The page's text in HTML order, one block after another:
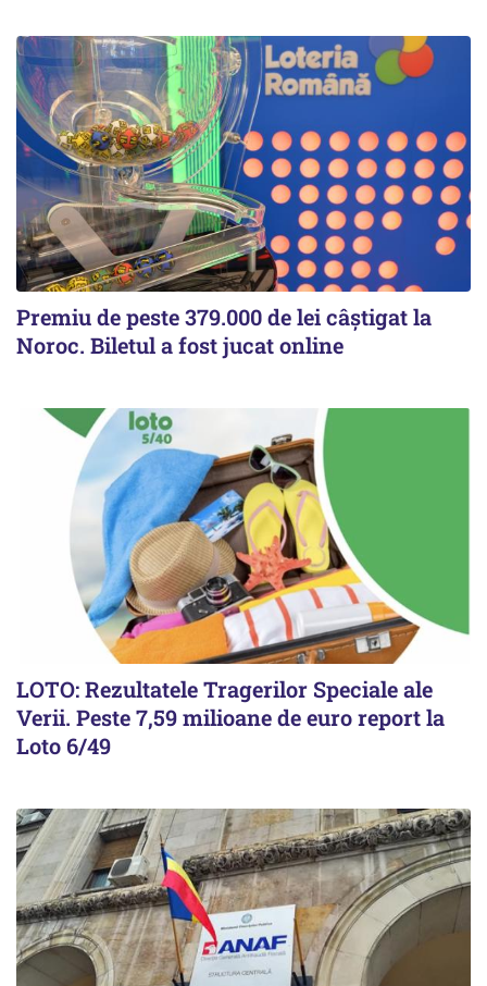
Premiu de peste 379.000 de lei câștigat la
Noroc. Biletul a fost jucat online
LOTO: Rezultatele Tragerilor Speciale ale
Verii. Peste 7,59 milioane de euro report la
Loto 6/49